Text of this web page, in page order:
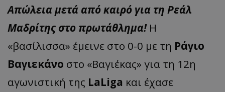
Απώλεια μετά από καιρό για τη Ρεάλ
Μαδρίτης στο πρωτάθλημα!Η
«βασίλισσα» έμεινε στο 0-0 με τη Ράγιο
Βαγιεκάνο στο «Βαγιέκας» για τη 12η
αγωνιστική της LaLiga και έχασε